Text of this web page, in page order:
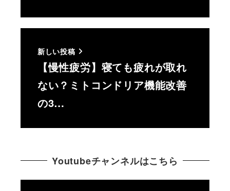
新しい投稿
【慢性疲労】寝ても疲れが取れ
ない？ミトコンドリア機能改善
の3…
Youtubeチャンネルはこちら